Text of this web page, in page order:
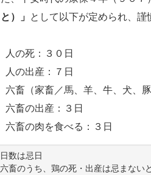
）」
として以下が定められ、謹
人の死：３０日
人の出産：７日
六畜（家畜／馬、羊、牛、犬、
六畜の出産：３日
六畜の肉を食べる：３日
数は忌日
畜のうち、鶏の死・出産は忌まない